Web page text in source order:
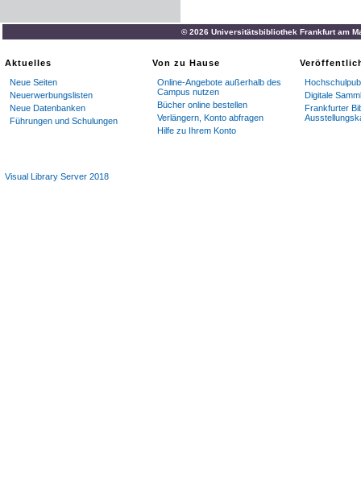
© 2026 Universitätsbibliothek Frankfurt am
Aktuelles
Neue Seiten
Neuerwerbungslisten
Neue Datenbanken
Führungen und Schulungen
Von zu Hause
Online-Angebote außerhalb des
Campus nutzen
Bücher online bestellen
Verlängern, Konto abfragen
Hilfe zu Ihrem Konto
Digitale
Frankfurter
Visual Library Server 2018